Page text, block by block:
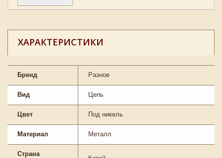
ХАРАКТЕРИСТИКИ
Бренд Разное
Вид Цепь
Цвет Под никель
Материал Металл
Страна